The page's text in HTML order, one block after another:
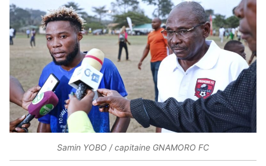
Samin YOBO / capitaine GNAMORO FC